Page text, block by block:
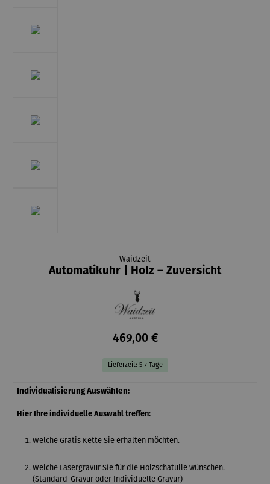
Waidzeit
Automatikuhr | Holz – Zuversicht
469,00 €
Lieferzeit: 5-7 Tage
Individualisierung Auswählen:
Hier Ihre individuelle Auswahl treffen:
Welche Gratis Kette Sie erhalten möchten.
Welche Lasergravur Sie für die Holzschatulle wünschen.
(Standard-Gravur oder Individuelle Gravur)